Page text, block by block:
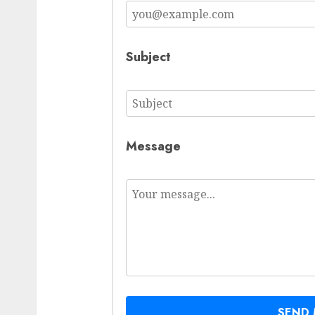
Subject
Message